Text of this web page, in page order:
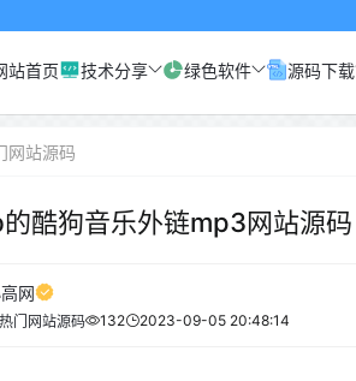
站首页 技术分享 绿色软件 源码下载
网站源码
酷狗音乐外链mp3网站源码
网
热门网站源码 132 2023-09-05 20:48:14